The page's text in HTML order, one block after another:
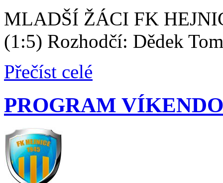
MLADŠÍ ŽÁCI FK
(1:5) Rozhodčí: Dědek
Přečíst celé
PROGRAM